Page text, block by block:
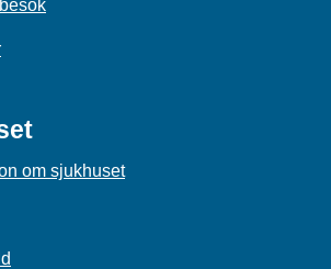
om sjukhuset